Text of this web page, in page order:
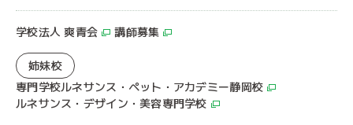
学校法人 爽青会 講師募集
姉妹校
専門学校ルネサンス・ペット・アカデミー静岡校
ルネサンス・デザイン・美容専門学校